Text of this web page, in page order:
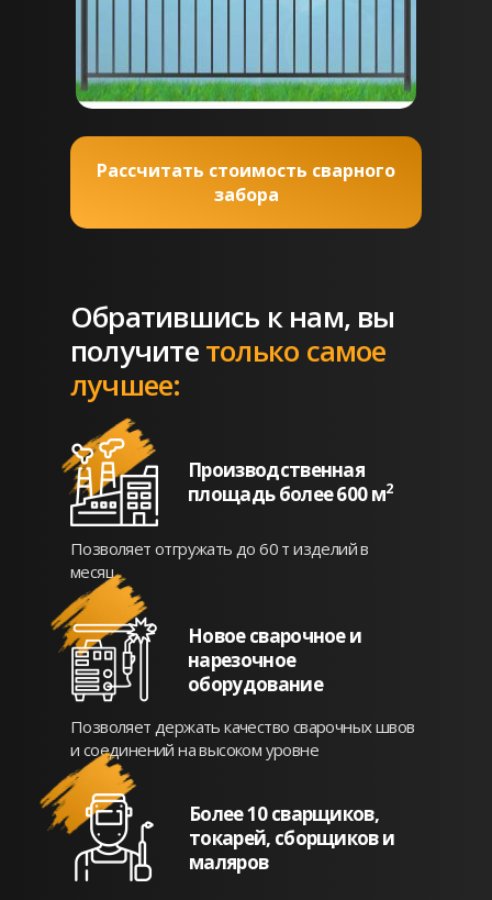
Рассчитать стоимость сварного
забора
Обратившись к нам, вы
получитетолько самое
лучшее:
Производственная
площадь более 600 м2
Позволяет отгружать до 60 т изделий в
месяц.
Новое сварочное и
нарезочное
оборудование
Позволяет держать качество сварочных швов
и соединений на высоком уровне
Более 10 сварщиков,
токарей, сборщиков и
маляров